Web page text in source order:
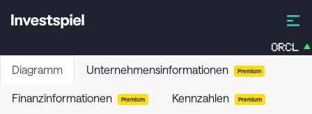
ORCL
Diagramm Unternehmensinformationen Premium
Finanzinformationen Premium Kennzahlen Premium